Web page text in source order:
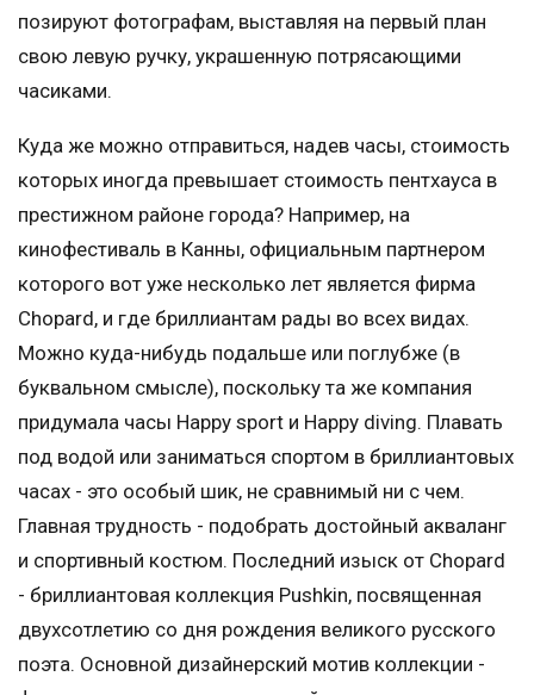
позируют фотографам, выставляя на первый план
свою левую ручку, украшенную потрясающими
часиками.
Куда же можно отправиться, надев часы, стоимость
которых иногда превышает стоимость пентхауса в
престижном районе города? Например, на
кинофестиваль в Канны, официальным партнером
которого вот уже несколько лет является фирма
Сhopard, и где бриллиантам рады во всех видах.
Можно куда-нибудь подальше или поглубже (в
буквальном смысле), поскольку та же компания
придумала часы Happy sport и Нappy diving. Плавать
под водой или заниматься спортом в бриллиантовых
часах - это особый шик, не сравнимый ни с чем.
Главная трудность - подобрать достойный акваланг
и спортивный костюм. Последний изыск от Сhopard
- бриллиантовая коллекция Pushkin, посвященная
двухсотлетию со дня рождения великого русского
поэта. Основной дизайнерский мотив коллекции -